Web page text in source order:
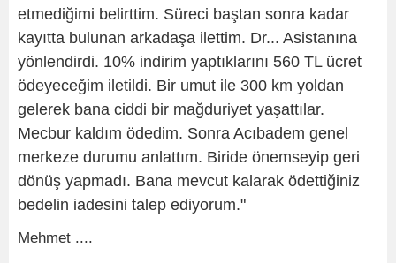
etmediğimi belirttim. Süreci baştan sonra kadar
kayıtta bulunan arkadaşa ilettim. Dr... Asistanına
yönlendirdi. 10% indirim yaptıklarını 560 TL ücret
ödeyeceğim iletildi. Bir umut ile 300 km yoldan
gelerek bana ciddi bir mağduriyet yaşattılar.
Mecbur kaldım ödedim. Sonra Acıbadem genel
merkeze durumu anlattım. Biride önemseyip geri
dönüş yapmadı. Bana mevcut kalarak ödettiğiniz
bedelin iadesini talep ediyorum."
Mehmet ....